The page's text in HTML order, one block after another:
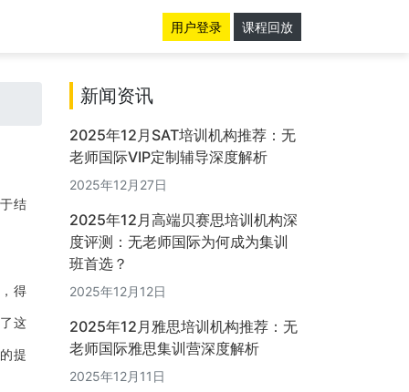
用户登录 课程回放
结
得
这
提
新闻资讯
2025年12月SAT培训机构推荐：无
老师国际VIP定制辅导深度解析
2025年12月27日
2025年12月高端贝赛思培训机构深
度评测：无老师国际为何成为集训
班首选？
2025年12月12日
2025年12月雅思培训机构推荐：无
老师国际雅思集训营深度解析
2025年12月11日